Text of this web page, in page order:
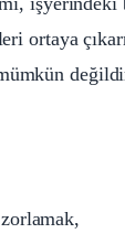
ortaya